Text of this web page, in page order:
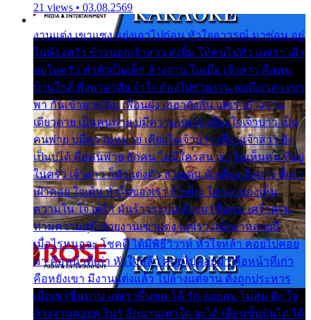
21 views • 03.08.2569
งานแต่ง เขาแซง แย่งเอาไปก่อน หัวใจอาวรณ์ มาซ่อน อยู่
ในห้องครัว ข้างนอกเจ้าสาว ส่งยิ้ม ให้คนไปทั่ว แต่เรา เฝ้า
อยู่ในครัว ทำตัวเป็นเด็ก ล้างจาน ในเมื่อ เจ้าสาว คือคน
บ้านใกล้ พึ่งพาอาศัย จำใจ ต้องไปช่วยงาน พอถึงเวลา เขา
พา กันเข้าพาขวัญ เพื่อนฝูง เฮฮาดังลั่น แต่เราล้างจาน
เดียวดาย เป็นคนพ่าย บ่มีความหมาย เคียงใจเจ้าบ่าว เป็น
คนพ่าย บ่มีความหมาย เคียงใจเจ้าบ่าว เพื่อนเจ้าสาว ยัง
เป็นบ่ได้ คือคนพ่าย ฮักคน ไม่มีใครสน เขาไม่เห็นคน ที่อยู่
ในครัว เจ้าสาว ก็มัวแต่งตัว สวยเด่น นั่งเคียงเจ้าบ่าว ที่เขา
เฝ้าคอย ใจเต้น หัวใจของเรา ลำเค็ญ ใครจะมองเห็น
ความใน ใจ เศร้า มันร้าวระบม ต้องมาขื่นขม เศร้าตรม
ท่ามความสุขี ช่วยงานเขาแต่ง แต่เรา แล้งมาหลายปี
เมื่อไรหนอจะ โชคดี ได้มีพิธีวิวาห์ หัวใจหล้า คอยไปคอย
มา คือหน้าที่เก่า หัวใจหล้า คอยไปคอยมา คือหน้าที่เก่า
คือหยังเขา มีงานแต่งแล้ว ไปล้างแต่จาน ดั่งถูกประหาร
เมื่อเขาชื่นบาน แต่เราขื่นขม โอ้ รัก ลอยลม ไม่สม ดัง ใจ
ล้างจานคอยคู่ ไม่รู้ อีกนานเท่าใด จะได้ เลื่อนขั้นบันได ได้